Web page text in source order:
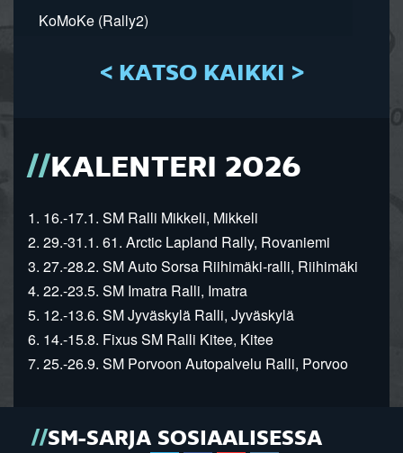
KoMoKe (Rally2)
< KATSO KAIKKI >
KALENTERI 2026
1. 16.-17.1. SM Ralli Mikkeli, Mikkeli
2. 29.-31.1. 61. Arctic Lapland Rally, Rovaniemi
3. 27.-28.2. SM Auto Sorsa Riihimäki-ralli, Riihimäki
4. 22.-23.5. SM Imatra Ralli, Imatra
5. 12.-13.6. SM Jyväskylä Ralli, Jyväskylä
6. 14.-15.8. Fixus SM Ralli Kitee, Kitee
7. 25.-26.9. SM Porvoon Autopalvelu Ralli, Porvoo
SM-SARJA SOSIAALISESSA